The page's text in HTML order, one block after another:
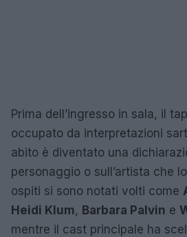
Prima dell’ingresso in sala, il
occupato da interpretazioni
abito è diventato una
personaggio o sull’artista che
ospiti si sono notati volti come
Heidi Klum, Barbara Palvin e
mentre il cast principale ha